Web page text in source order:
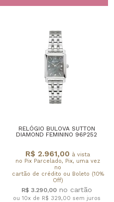
RELÓGIO BULOVA SUTTON
DIAMOND FEMININO 96P252
R$ 2.961,00 à vista
no Pix Parcelado, Pix, uma vez
no
cartão de crédito ou Boleto (10%
Off)
R$ 3.290,00
ou 10x de R$ 329,00 sem juros